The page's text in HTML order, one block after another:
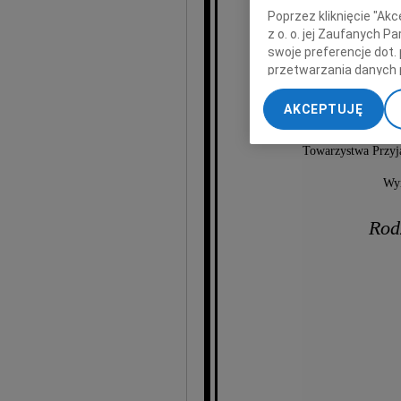
Radny
Towarzystwa
Poprzez kliknięcie
z o. o. jej Zaufanych
swoje preferencje dot.
przetwarzania danych
„Ustawienia
My, nasi Zaufani
dokładnych danych
Przechowywanie
treści, badnie
AKCEPTUJĘ